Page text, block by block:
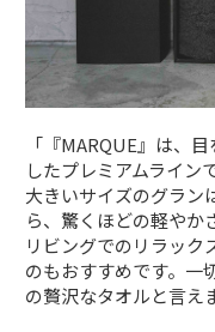
「『MARQUE』は、
したプレミアムライン
大きいサイズのグラン
ら、驚くほどの軽やか
リビングでのリラック
のもおすすめです。一
の贅沢なタオルと言え